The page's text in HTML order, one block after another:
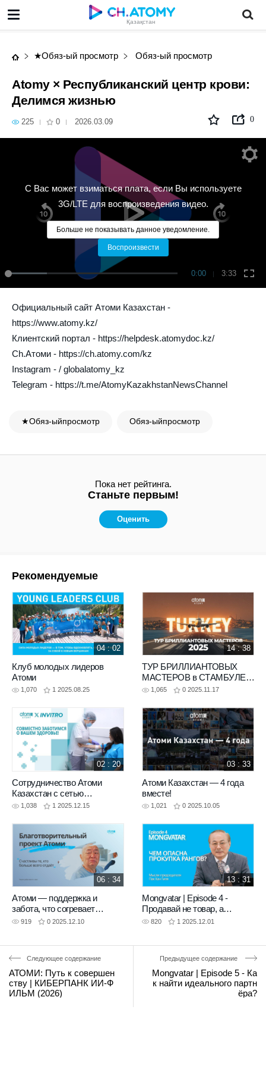
Қазақстан
★Обяз-ый просмотр Обяз-ый просмотр
Atomy × Республиканский центр крови:
Делимся жизнью
225 0 2026.03.09 0
0:00 3:33
С Вас может взиматься плата, если Вы используете
3G/LTE для воспроизведения видео.
Больше не показывать данное уведомление.
Воспроизвести
Официальный сайт Атоми Казахстан -
https://www.atomy.kz/
Клиентский портал - https://helpdesk.atomydoc.kz/
Ch.Атоми - https://ch.atomy.com/kz
Instagram - / globalatomy_kz
Telegram - https://t.me/AtomyKazakhstanNewsChannel
★Обяз-ыйпросмотр Обяз-ыйпросмотр
Пока нет рейтинга.
Станьте первым!
Оценить
Рекомендуемые
Клуб молодых лидеров
Атоми
1,070 1 2025.08.25
04 : 02
ТУР БРИЛЛИАНТОВЫХ
МАСТЕРОВ в СТАМБУЛЕ
20251,065 0 2025.11.17
14 : 38
Сотрудничество Атоми
Казахстан с сетью
лабораторий INVITRO
1,038 1 2025.12.15
02 : 20
Атоми Казахстан — 4 года
вместе!
1,021 0 2025.10.05
03 : 33
Атоми — поддержка и
забота, что согревает
сердца
919 0 2025.12.10
06 : 34
Mongvatar | Episode 4 -
Продавай не товар, а
видение!
820 1 2025.12.01
13 : 31
Следующее содержание
АТОМИ: Путь к совершен
ству | КИБЕРПАНК ИИ-Ф
ИЛЬМ (2026)
Предыдущее содержание
Mongvatar | Episode 5 - Ка
к найти идеального партн
ёра?